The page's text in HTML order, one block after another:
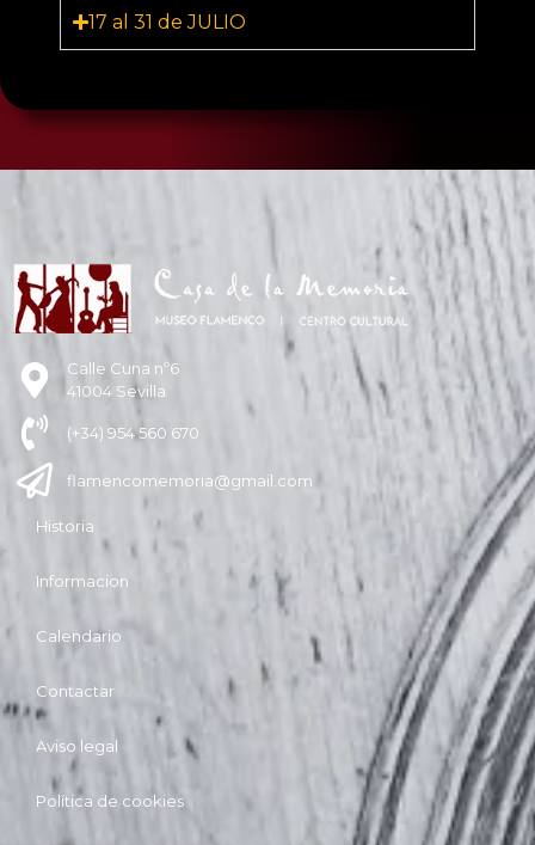
17 al 31 de JULIO
Calle Cuna nº6
41004 Sevilla
(+34) 954 560 670
flamencomemoria@gmail.com
Historia
Informacion
Calendario
Contactar
Aviso legal
Política de cookies